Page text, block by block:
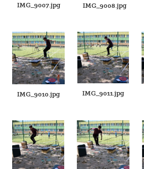
IMG_9007.jpg IMG_9008.jpg
IMG_9010.jpg IMG_9011.jpg